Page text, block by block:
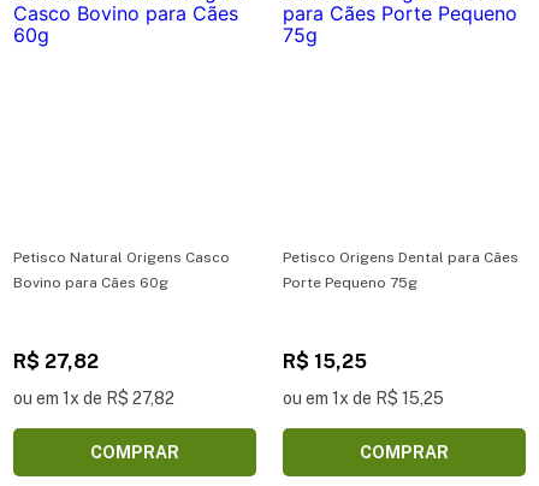
Petisco Natural Origens Casco
Bovino para Cães 60g
R$ 27,82
ou em 1x de R$ 27,82
COMPRAR
Petisco Origens Dental para Cães
Porte Pequeno 75g
R$ 15,25
ou em 1x de R$ 15,25
COMPRAR